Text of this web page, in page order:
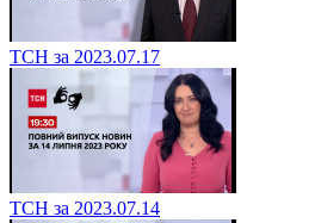
ТСН за 2023.07.17
ТСН за 2023.07.14